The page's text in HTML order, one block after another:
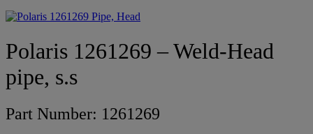
Polaris 1261269 – Weld-Head
pipe, s.s
Part Number: 1261269